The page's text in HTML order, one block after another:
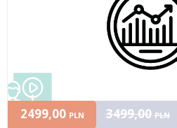
2499,00 PLN 3499,00 PLN